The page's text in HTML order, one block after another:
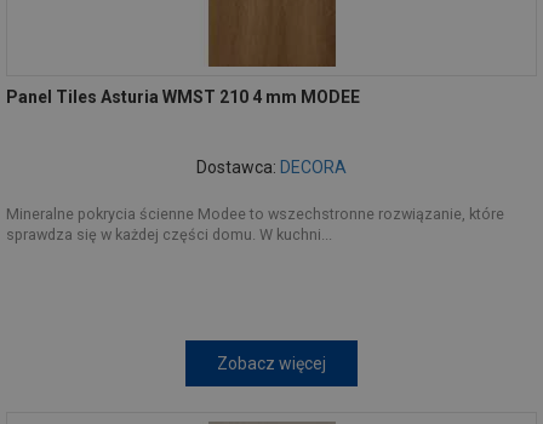
Panel Tiles Asturia WMST 210 4 mm MODEE
Dostawca: DECORA
Mineralne pokrycia ścienne Modee to wszechstronne rozwiązanie, które
sprawdza się w każdej części domu. W kuchni...
Zobacz więcej